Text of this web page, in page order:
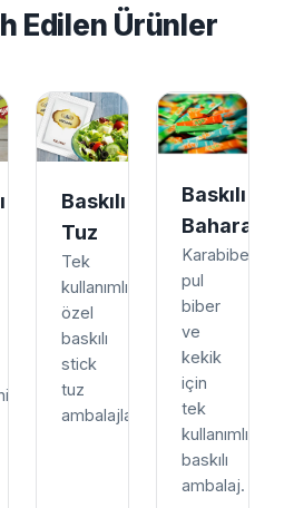
Edilen Ürünler
Baskılı
Tuz
Tek
kullanımlık,
özel
baskılı
stick
tuz
ambalajları.
Baskılı
Baharat
Karabiber,
pul
biber
ve
kekik
için
tek
kullanımlık
baskılı
ambalaj.